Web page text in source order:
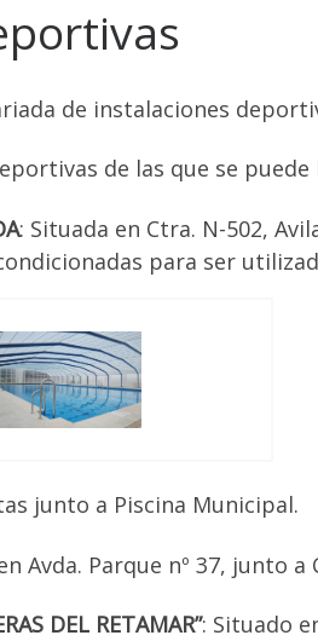
de instalaciones
de las que se puede
: Situada en Ctra. N-502,
para ser
junto a Piscina Municipal.
Avda. Parque nº 37, junto a
DEL RETAMAR”: Situado